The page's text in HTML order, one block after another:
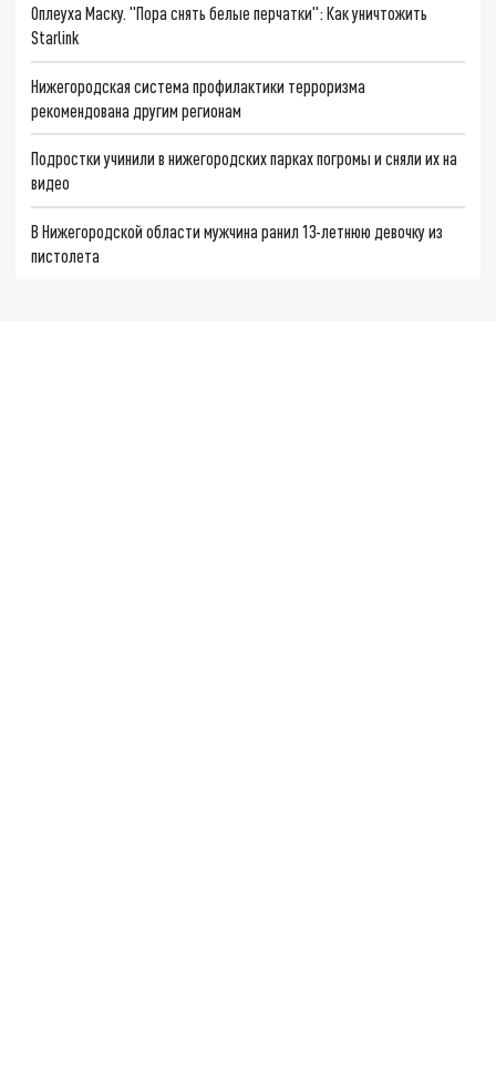
Оплеуха Маску. "Пора снять белые перчатки": Как уничтожить
Starlink
Нижегородская система профилактики терроризма
рекомендована другим регионам
Подростки учинили в нижегородских парках погромы и сняли их на
видео
В Нижегородской области мужчина ранил 13-летнюю девочку из
пистолета